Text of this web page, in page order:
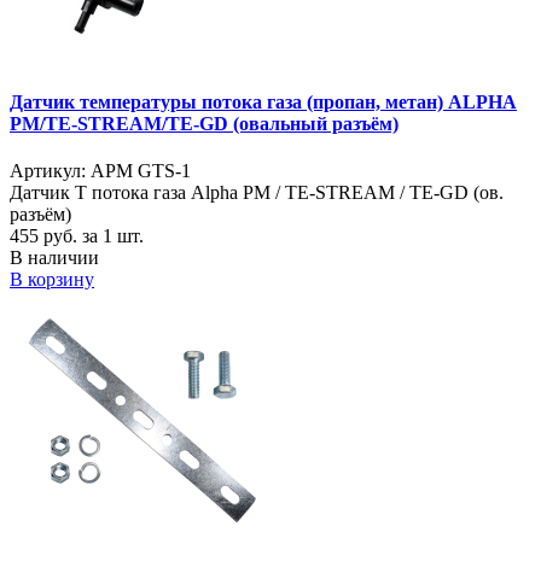
Датчик температуры потока газа (пропан, метан) ALPHA
PM/TE-STREAM/TE-GD (овальный разъём)
Артикул: APM GTS-1
Датчик Т потока газа Alpha PM / TE-STREAM / TE-GD (ов.
разъём)
455 руб. за 1 шт.
В наличии
В корзину